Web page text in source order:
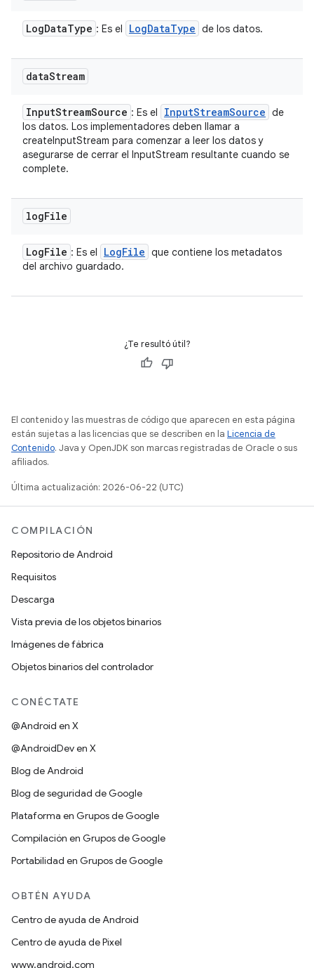
LogDataType : Es el LogDataType de los datos.
dataStream
InputStreamSource : Es el InputStreamSource de
los datos. Los implementadores deben llamar a
createInputStream para comenzar a leer los datos y
asegurarse de cerrar el InputStream resultante cuando se
complete.
logFile
LogFile : Es el LogFile que contiene los metadatos
del archivo guardado.
¿Te resultó útil?
El contenido y las muestras de código que aparecen en esta página
están sujetas a las licencias que se describen en la Licencia de
Contenido. Java y OpenJDK son marcas registradas de Oracle o sus
afiliados.
Última actualización: 2026-06-22 (UTC)
COMPILACIÓN
Repositorio de Android
Requisitos
Descarga
Vista previa de los objetos binarios
Imágenes de fábrica
Objetos binarios del controlador
CONÉCTATE
@Android en X
@AndroidDev en X
Blog de Android
Blog de seguridad de Google
Plataforma en Grupos de Google
Compilación en Grupos de Google
Portabilidad en Grupos de Google
OBTÉN AYUDA
Centro de ayuda de Android
Centro de ayuda de Pixel
www.android.com